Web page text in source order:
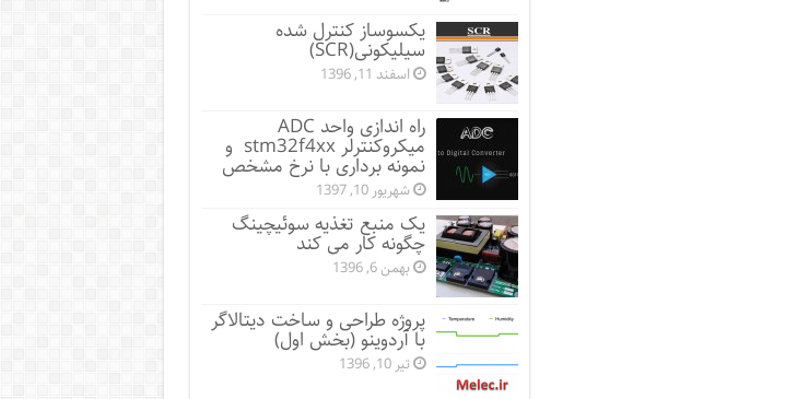
یکسوساز کنترل شده
سیلیکونی(SCR)
اسفند 11, 1396
راه اندازی واحد ADC
میکروکنترلر stm32f4xx و
نمونه برداری با نرخ مشخص
شهریور 10, 1397
یک منبع تغذیه سوئیچینگ
چگونه کار می کند
بهمن 6, 1396
پروژه طراحی و ساخت دیتالاگر
با آردوینو (بخش اول)
تیر 10, 1396